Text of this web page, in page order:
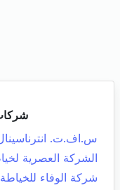
س.اف.ت.
الشركة العصرية
شركة الوفاء للخياطة